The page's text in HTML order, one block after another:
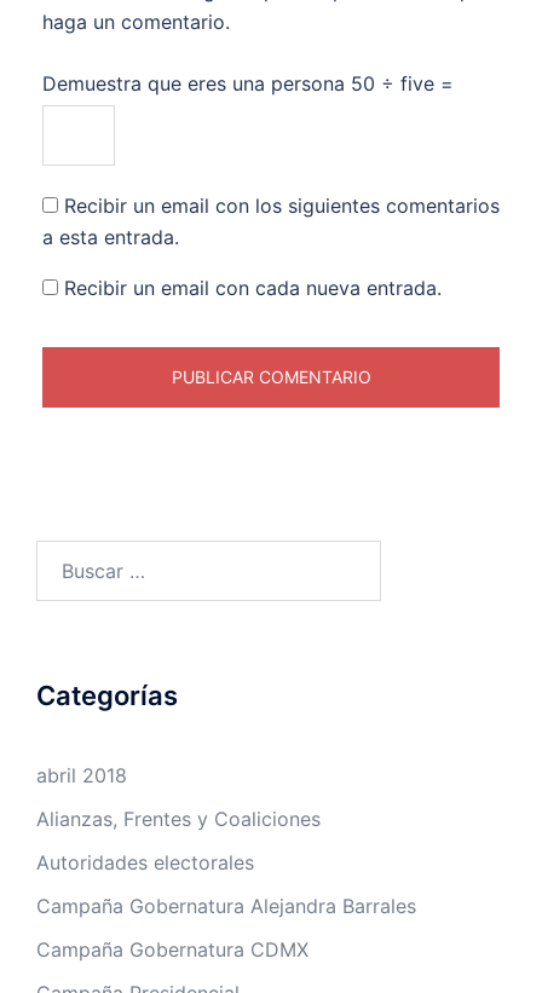
haga un comentario.
Demuestra que eres una persona 50 ÷ five =
Recibir un email con los siguientes comentarios
a esta entrada.
Recibir un email con cada nueva entrada.
Categorías
abril 2018
Alianzas, Frentes y Coaliciones
Autoridades electorales
Campaña Gobernatura Alejandra Barrales
Campaña Gobernatura CDMX